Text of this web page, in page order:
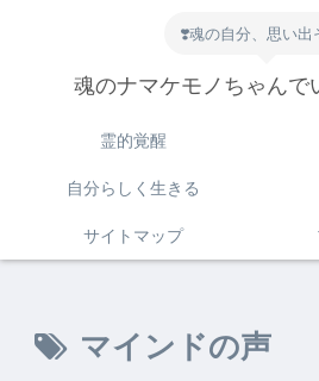
❣️魂の自分、思い出
魂のナマケモノちゃんで
霊的覚醒
自分らしく生きる
サイトマップ
マインドの声